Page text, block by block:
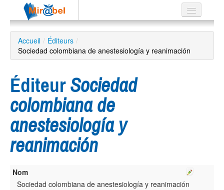
Le réseau
Soutien
Recherche
avancée
EN
?
Accueil / Éditeurs /
Sociedad colombiana de anestesiología y reanimación
Éditeur Sociedad
colombiana de
anestesiología y
reanimación
Nom
Sociedad colombiana de anestesiología y reanimación